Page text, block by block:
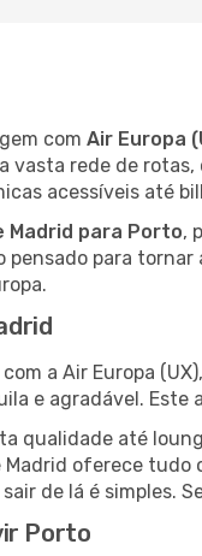
com Air Europa
vasta rede de
acessíveis até
Madrid para Porto,
para
a Air Europa
e agradável. Este
qualidade até
oferece
de lá é simples.
Porto